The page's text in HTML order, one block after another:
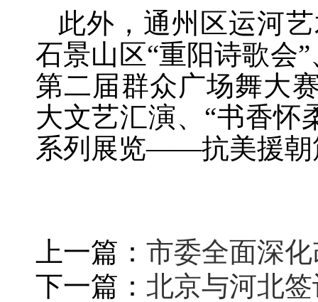
此外，通州区运河
石景山区“重阳诗歌会
第二届群众广场舞大
大文艺汇演、“书香怀
系列展览——抗美援朝
上一篇： 市委全面深
下一篇： 北京与河北